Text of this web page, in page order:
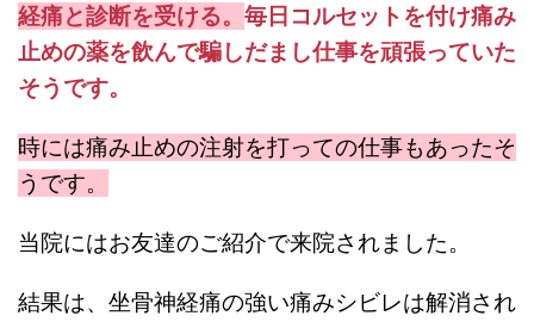
経痛と診断を受ける。 毎日コルセットを付け痛み
止めの薬を飲んで騙しだまし仕事を頑張っていた
そうです。
時には痛み止めの注射を打っての仕事もあったそ
うです。
当院にはお友達のご紹介で来院されました。
結果は、坐骨神経痛の強い痛みシビレは解消され